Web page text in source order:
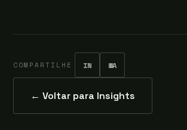
COMPARTILHE IN WA
← Voltar para Insights